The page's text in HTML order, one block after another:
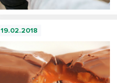
19.02.2018